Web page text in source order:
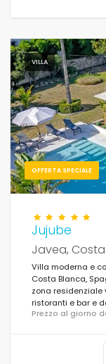
VILLA
OFFERTA SPECIALE
Previous
Jujube
Javea,
Villa moderna e
Costa Blanca,
zona
ristoranti e bar e
La Caleta de Dins,
Prezzo al giorno